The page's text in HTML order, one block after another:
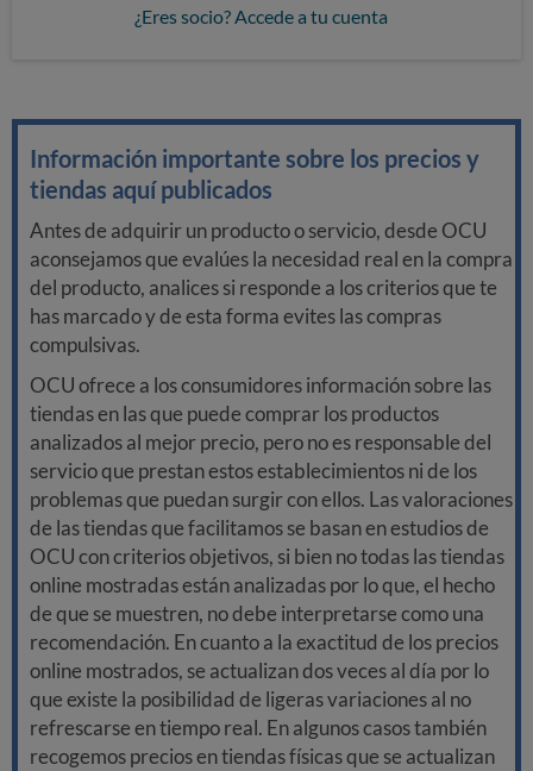
¿Eres socio? Accede a tu cuenta
Información importante sobre los precios y
tiendas aquí publicados
Antes de adquirir un producto o servicio, desde OCU
aconsejamos que evalúes la necesidad real en la compra
del producto, analices si responde a los criterios que te
has marcado y de esta forma evites las compras
compulsivas.
OCU ofrece a los consumidores información sobre las
tiendas en las que puede comprar los productos
analizados al mejor precio, pero no es responsable del
servicio que prestan estos establecimientos ni de los
problemas que puedan surgir con ellos. Las valoraciones
de las tiendas que facilitamos se basan en estudios de
OCU con criterios objetivos, si bien no todas las tiendas
online mostradas están analizadas por lo que, el hecho
de que se muestren, no debe interpretarse como una
recomendación. En cuanto a la exactitud de los precios
online mostrados, se actualizan dos veces al día por lo
que existe la posibilidad de ligeras variaciones al no
refrescarse en tiempo real. En algunos casos también
recogemos precios en tiendas físicas que se actualizan